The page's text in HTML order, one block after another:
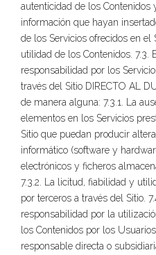
autenticidad de los Contenidos
información que hayan
de los Servicios ofrecidos en el
utilidad de los Contenidos. 7.3.
responsabilidad por los
través del Sitio DIRECTO AL
de manera alguna: 7.3.1. La
elementos en los Servicios
Sitio que puedan producir
informático (software y
electrónicos y ficheros
7.3.2. La licitud, fiabilidad y
por terceros a través del Sitio.
responsabilidad por la
los Contenidos por los
responsable directa o